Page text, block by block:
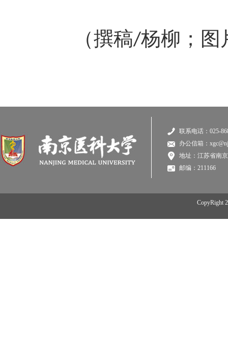
（撰稿/杨柳；
联系电话：025-
办公信箱：
地址：江苏省南
邮编：211166
CopyRight